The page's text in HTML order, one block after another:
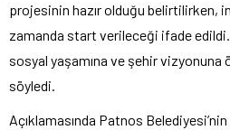
projesinin hazır olduğu belirtilirken,
zamanda start verileceği ifade
sosyal yaşamına ve şehir vizyonuna
söyledi.
Açıklamasında Patnos Belediyesi’nin